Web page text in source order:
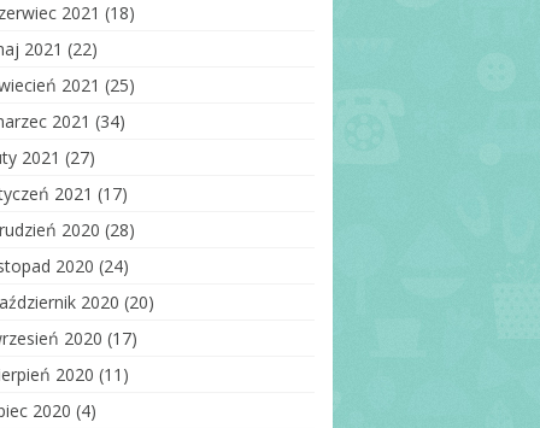
2021 (18)
2021 (22)
2021 (25)
2021 (34)
2021 (27)
2021 (17)
2020 (28)
2020 (24)
2020 (20)
2020 (17)
2020 (11)
2020 (4)